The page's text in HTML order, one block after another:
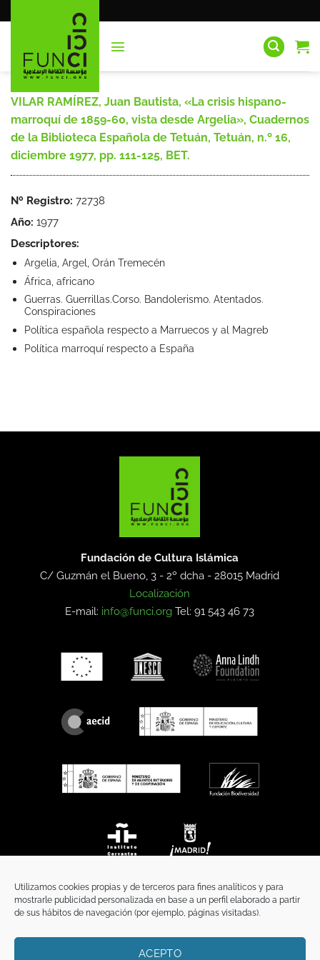
Utilizamos cookies propias y de terceros para fines analíticos y para
mostrarle publicidad personalizada en base a un perfil elaborado a partir
de sus hábitos de navegación (por ejemplo, páginas visitadas).
ACEPTO
al
VILAR RAMÍREZ, Juan Bautista, «La crisis hispano-
marroquí de 1859-60, vista desde Argelia», Cuadernos
de la Biblioteca Española de Tetuán, Tetuán, n.º 16,
diciembre 1977, pp. 111-125, BET.
Nº Registro: 72738
Año: 1977
Descriptores:
Argelia, Argel, Orán Tremecén
África, africano
Guerras. Guerrillas.Corso. Bandolerismo. Atentados.
Conspiraciones
Política española respecto a Marruecos y al Magreb
Política marroquí respecto a España
Fundación de Cultura Islámica
C/ Guzmán el Bueno, 3 - 2º dcha -28015 Madrid
Localización
E-mail: info@funci.org Tel: 91 543 46 73